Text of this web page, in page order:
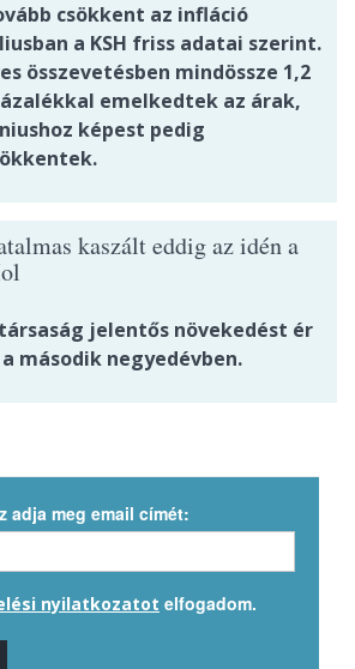
csökkent az infláció
a KSH friss adatai szerint.
összevetésben mindössze 1,2
emelkedtek az árak,
képest pedig
kaszált eddig az idén a
jelentős növekedést ér
második negyedévben.
adja meg email címét:
nyilatkozatot elfogadom.